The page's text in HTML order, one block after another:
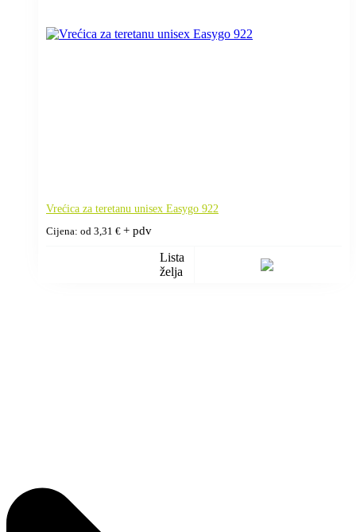
Vrećica za teretanu unisex Easygo 922
Cijena: od 3,31 € + pdv
Lista
želja